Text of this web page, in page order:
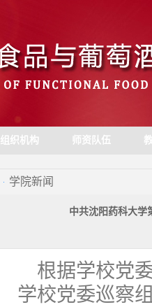
组织机构 师资队伍
学院新闻
中共沈阳药科大学
根据学校党
学校党委巡察